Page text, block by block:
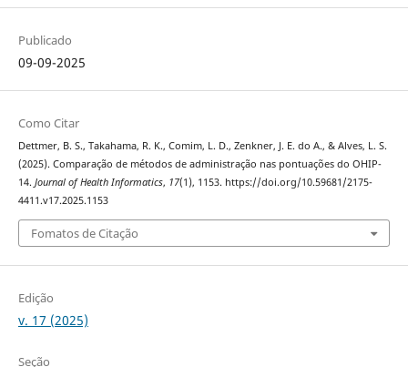
Publicado
09-09-2025
Como Citar
Dettmer, B. S., Takahama, R. K., Comim, L. D., Zenkner, J. E. do A., & Alves, L. S.
(2025). Comparação de métodos de administração nas pontuações do OHIP-
14. Journal of Health Informatics, 17(1), 1153. https://doi.org/10.59681/2175-
4411.v17.2025.1153
Fomatos de Citação
Edição
v. 17 (2025)
Seção